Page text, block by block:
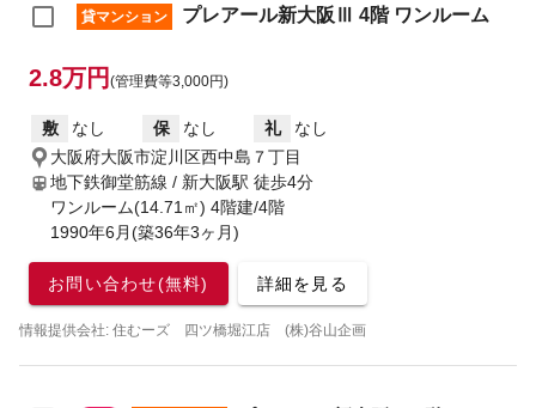
貸マンション プレアール新大阪Ⅲ 4階 ワンルーム
2.8万円 (管理費等3,000円)
敷 なし 保 なし 礼
なし
大阪府大阪市淀川区西中島７丁目
地下鉄御堂筋線 / 新大阪駅 徒歩4分
ワンルーム(14.71㎡) 4階建/4階
1990年6月(築36年3ヶ月)
お問い合わせ(無料) 詳細を見る
情報提供会社: 住むーズ 四ツ橋堀江店 (株)谷山企画